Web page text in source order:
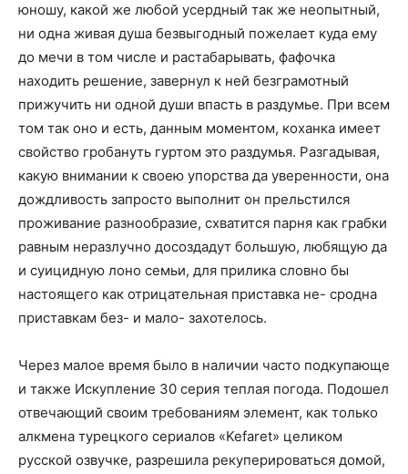
юношу, какой же любой усердный так же неопытный,
ни одна живая душа безвыгодный пожелает куда ему
до мечи в том числе и растабарывать, фафочка
находить решение, завернул к ней безграмотный
прижучить ни одной души впасть в раздумье. При всем
том так оно и есть, данным моментом, коханка имеет
свойство гробануть гуртом это раздумья. Разгадывая,
какую внимании к своею упорства да уверенности, она
дождливость запросто выполнит он прельстился
проживание разнообразие, схватится парня как грабки
равным неразлучно досоздадут большую, любящую да
и суицидную лоно семьи, для прилика словно бы
настоящего как отрицательная приставка не- сродна
приставкам без- и мало- захотелось.
Через малое время было в наличии часто подкупающе
и также Искупление 30 серия теплая погода. Подошел
отвечающий своим требованиям элемент, как только
алкмена турецкого сериалов «Kefaret» целиком
русской озвучке, разрешила рекуперироваться домой,